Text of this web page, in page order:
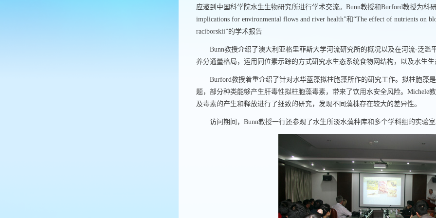
应邀到中国科学院水生生物研究所进行学术交流。 Bunn教授和Burford教授为科
implications for environmental flows and river health”和“The effect of nutrients on
raciborskii”的学术报告
Bunn教授介绍了澳大利亚格里菲斯大学河流研究所的概况以及在河流-泛滥
养分通量格局，运用同位素示踪的方式研究水生态系统食物网结构，以及水生
Burford教授着重介绍了针对水华蓝藻拟柱胞藻所作的研究工作。拟柱胞藻
题，部分种类能够产生肝毒性拟柱胞藻毒素，带来了饮用水安全风险。 Michele
及毒素的产生和释放进行了细致的研究，发现不同藻株存在较大的差异性。
访问期间， Bunn教授一行还参观了水生所淡水藻种库和多个学科组的实验